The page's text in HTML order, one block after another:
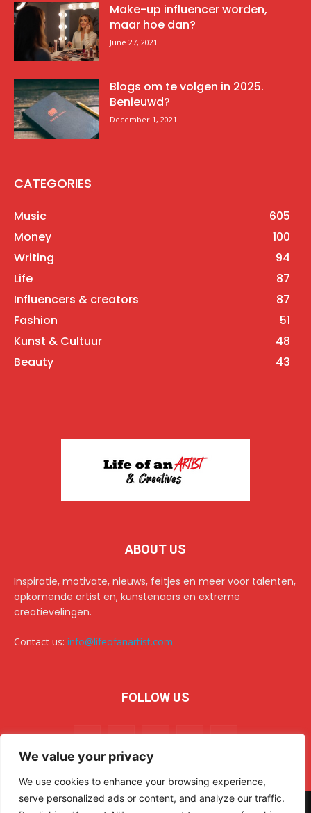
We value your privacy
We use cookies to enhance your browsing experience,
serve personalized ads or content, and analyze our traffic.
Make-up influencer worden,
maar hoe dan?
June 27, 2021
Blogs om te volgen in 2025.
Benieuwd?
December 1, 2021
CATEGORIES
Music
605
Money
100
Writing
94
Life
87
Influencers & creators
87
Fashion
51
Kunst & Cultuur
48
Beauty
43
ABOUT US
Inspiratie, motivate, nieuws, feitjes en meer voor talenten,
opkomende artist en, kunstenaars en extreme
creatievelingen.
Contact us: info@lifeofanartist.com
FOLLOW US
© 2024 Life of an Artist. All rights reserved.